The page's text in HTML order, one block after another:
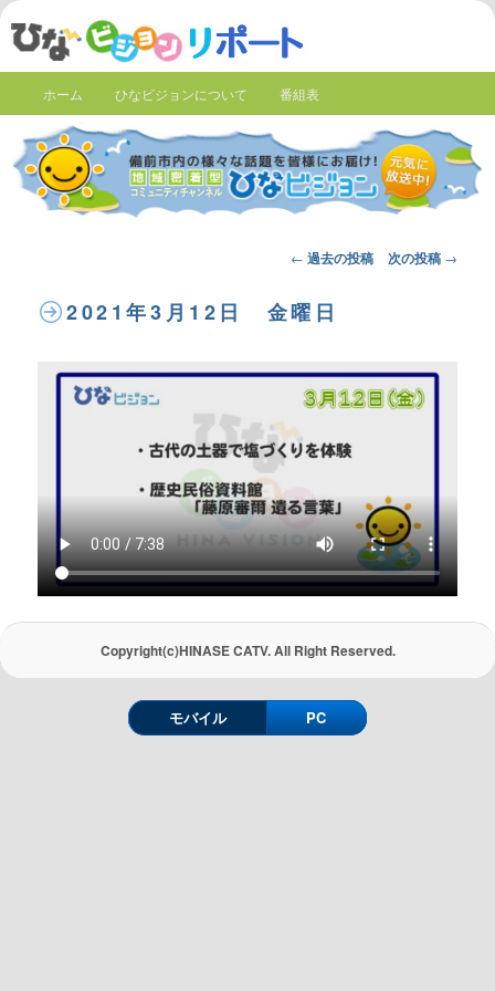
ホーム ひなビジョンについて 番組表
Post
← 過去の投稿 次の投稿 →
2021年3月12日 金曜日
Copyright(c)HINASE CATV. All Right Reserved.
モバイル PC